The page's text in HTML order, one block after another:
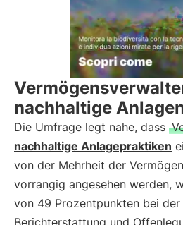
nachhaltige
Die Umfrage legt nahe, dass
nachhaltige Anlagepraktiken
von der Mehrheit der
vorrangig angesehen werden,
von 49 Prozentpunkten bei der
Berichterstattung und